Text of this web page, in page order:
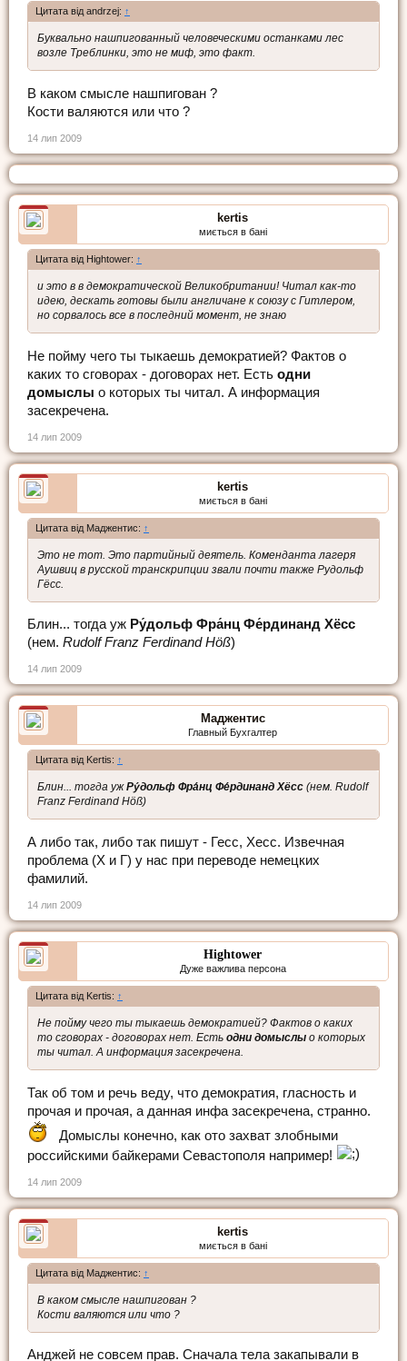
Цитата від andrzej: ↑
Буквально нашпигованный человеческими останками лес
возле Треблинки, это не миф, это факт.
В каком смысле нашпигован ?
Кости валяются или что ?
14 лип 2009
kertis
миється в бані
Цитата від Hightower: ↑
и это в в демократической Великобритании! Читал как-то
идею, дескать готовы были англичане к союзу с Гитлером,
но сорвалось все в последний момент, не знаю
Не пойму чего ты тыкаешь демократией? Фактов о
каких то сговорах - договорах нет. Есть одни
домыслы о которых ты читал. А информация
засекречена.
14 лип 2009
kertis
миється в бані
Цитата від Маджентис: ↑
Это не тот. Это партийный деятель. Коменданта лагеря
Аушвиц в русской транскрипции звали почти также Рудольф
Гёсс.
Блин... тогда уж Ру́дольф Фра́нц Фе́рдинанд Хёсс
(нем. Rudolf Franz Ferdinand Höß)
14 лип 2009
Маджентис
Главный Бухгалтер
Цитата від Kertis: ↑
Блин... тогда ужРу́дольф Фра́нц Фе́рдинанд Хёсс (нем. Rudolf
Franz Ferdinand Höß)
А либо так, либо так пишут - Гесс, Хесс. Извечная
проблема (Х и Г) у нас при переводе немецких
фамилий.
14 лип 2009
Hightower
Дуже важлива персона
Цитата від Kertis: ↑
Не пойму чего ты тыкаешь демократией? Фактов о каких
то сговорах - договорах нет. Есть одни домыслы о которых
ты читал. А информация засекречена.
Так об том и речь веду, что демократия, гласность и
прочая и прочая, а данная инфа засекречена, странно.
Домыслы конечно, как ото захват злобными
российскими байкерами Севастополя например!
14 лип 2009
kertis
миється в бані
Цитата від Маджентис: ↑
В каком смысле нашпигован ?
Кости валяются или что ?
Анджей не совсем прав. Сначала тела закапывали в